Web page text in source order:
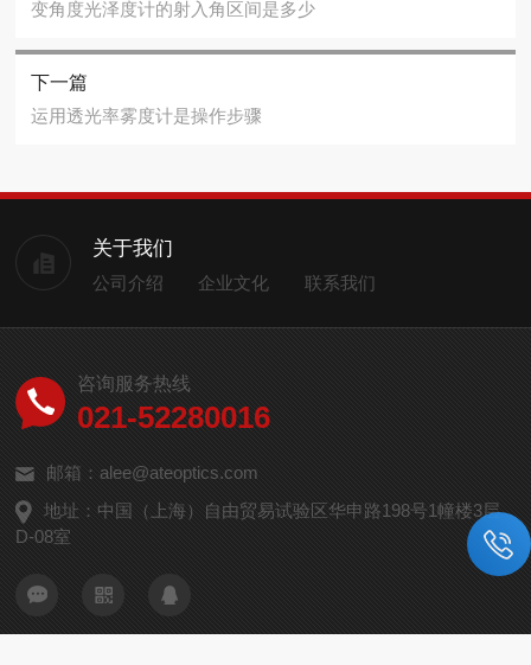
变角度光泽度计的射入角区间是多少
下一篇
运用透光率雾度计是操作步骤
关于我们
公司介绍 企业文化 联系我们
咨询服务热线
021-52280016
邮箱：alee@ateoptics.com
地址：中国（上海）自由贸易试验区华申路198号1幢楼3层
D-08室